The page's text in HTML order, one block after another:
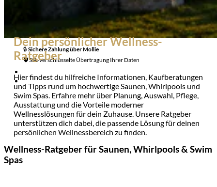
Es befinden sich keine Produkte im Warenkorb.
🔒 Sichere Zahlung überMollie
🛡️ SSL-verschlüsselte Übertragung Ihrer Daten
Dein persönlicher Wellness-
Ratgeber
Hier findest du hilfreiche Informationen, Kaufberatungen
und Tipps rund um hochwertige Saunen, Whirlpools und
Swim Spas. Erfahre mehr über Planung, Auswahl, Pflege,
Ausstattung und die Vorteile moderner
Wellnesslösungen für dein Zuhause. Unsere Ratgeber
unterstützen dich dabei, die passende Lösung für deinen
persönlichen Wellnessbereich zu finden.
Wellness-Ratgeber für Saunen, Whirlpools & Swim
Spas